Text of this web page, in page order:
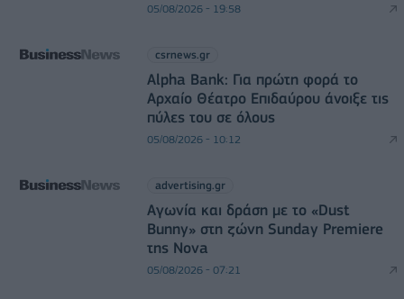
05/08/2026 - 19:58
csrnews.gr
Alpha Bank: Για πρώτη φορά το
Αρχαίο Θέατρο Επιδαύρου άνοιξε τις
πύλες του σε όλους
05/08/2026 - 10:12
advertising.gr
Αγωνία και δράση με το «Dust
Bunny» στη ζώνη Sunday Premiere
της Nova
05/08/2026 - 07:21